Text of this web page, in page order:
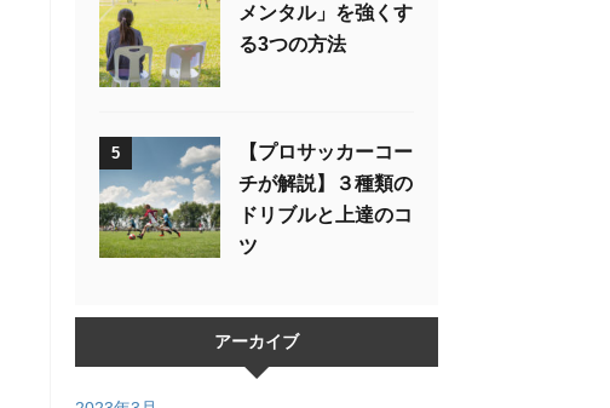
メンタル」を強くす
る3つの方法
5
【プロサッカーコー
チが解説】３種類の
ドリブルと上達のコ
ツ
アーカイブ